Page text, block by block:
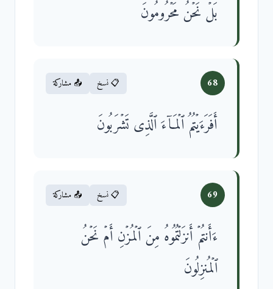
بَلۡ نَحۡنُ مَحۡرُومُونَ
68 📋 نسخ 📤 مشاركة
أَفَرَءَیۡتُمُ ٱلۡمَاۤءَ ٱلَّذِی تَشۡرَبُونَ
69 📋 نسخ 📤 مشاركة
ءَأَنتُمۡ أَنزَلۡتُمُوهُ مِنَ ٱلۡمُزۡنِ أَمۡ نَحۡنُ
ٱلۡمُنزِلُونَ